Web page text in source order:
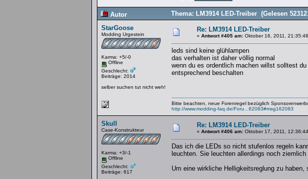
Autor
Thema: LM3914 LED-Treiber (Gelesen
StarGoose
Modding Urgestein
Karma: +5/-0
Offline
Geschlecht:
Beiträge: 2014
selber suchen tut nicht weh!
Re: LM3914 LED-Treiber
« Antwort #405 am:Oktober 16, 2011,
leds sind keine glühlampen
das verhalten ist daher völlig normal
wenn du es ordentlich machen willst solltest
entsprechend beschalten
Bitte beachten, neue Forenregel bezüglich
http://www.modding-faq.de/Foru...62083#msg162083
Skull
Case-Konstrukteur
Karma: +3/-1
Offline
Geschlecht:
Beiträge: 617
Re: LM3914 LED-Treiber
« Antwort #406 am:Oktober 17, 2011,
Das ich die LEDs so nicht stufenlos regeln
leuchten. Sie leuchten allerdings noch
Um eine wirkliche Helligkeitsreglung zu